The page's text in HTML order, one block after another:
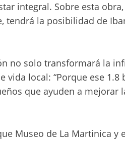
integral. Sobre esta
tendrá la posibilidad de
no solo transformará la
local: “Porque ese 1.8
que ayuden a mejorar
Museo de La Martinica y